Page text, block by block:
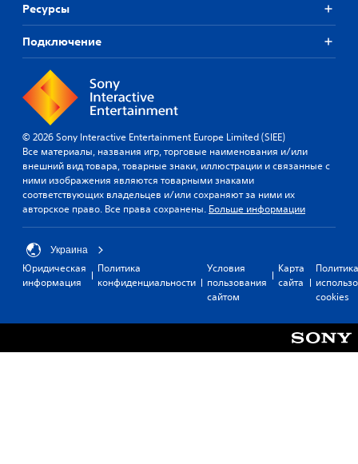
Ресурсы
Подключение
© 2026 Sony Interactive Entertainment Europe Limited (SIEE)
Все материалы, названия игр, торговые наименования и/или
внешний вид товара, товарные знаки, иллюстрации и связанные с
ними изображения являются товарными знаками
соответствующих владельцев и/или сохраняют за ними их
авторское право. Все права сохранены. Больше информации
Украина
Юридическая
информация
Политика
конфиденциальности
Условия
пользования
сайтом
Карта
сайта
Политика
cookies